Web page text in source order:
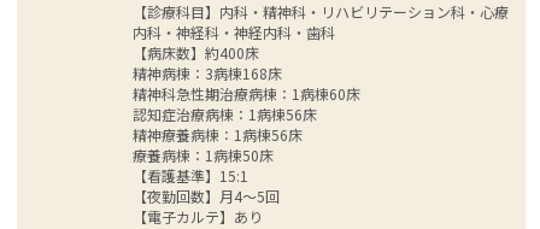
【診療科目】内科・精神科・リハビリテーション科・心療
内科・神経科・神経内科・歯科
【病床数】約400床
精神病棟：3病棟168床
精神科急性期治療病棟：1病棟60床
認知症治療病棟：1病棟56床
精神療養病棟：1病棟56床
療養病棟：1病棟50床
【看護基準】15:1
【夜勤回数】月4～5回
【電子カルテ】あり